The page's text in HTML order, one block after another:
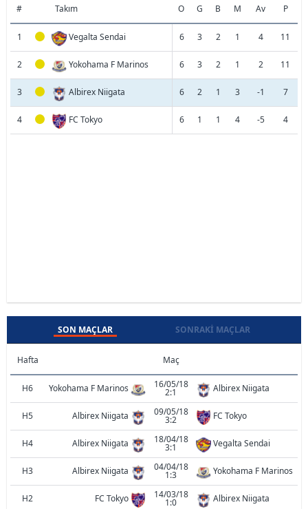
# Takım O G B M Av P
1 Vegalta Sendai 6 3 2 1 4 11
2 Yokohama F Marinos 6 3 2 1 2 11
3 Albirex Niigata 6 2 1 3 -1 7
4 FC Tokyo 6 1 1 4 -5 4
SON MAÇLAR SONRAKI MAÇLAR
Hafta Maç
H6 Yokohama F Marinos 16/05/18
2:1 Albirex Niigata
H5 Albirex Niigata 09/05/18
3:2 FC Tokyo
H4 Albirex Niigata 18/04/18
3:1 Vegalta Sendai
H3 Albirex Niigata 04/04/18
1:3 Yokohama F Marinos
H2 FC Tokyo 14/03/18
1:0 Albirex Niigata